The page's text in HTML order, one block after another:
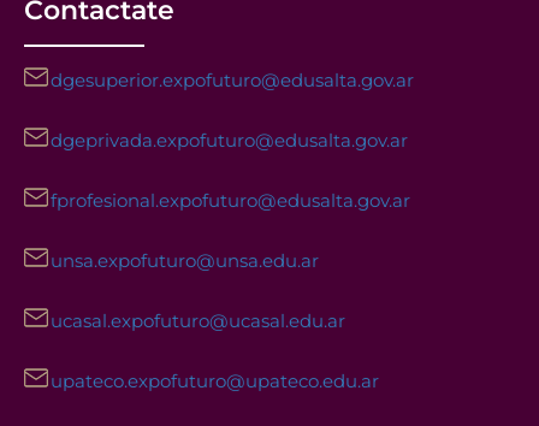
Contactate
dgesuperior.expofuturo@edusalta.gov.ar
dgeprivada.expofuturo@edusalta.gov.ar
fprofesional.expofuturo@edusalta.gov.ar
unsa.expofuturo@unsa.edu.ar
ucasal.expofuturo@ucasal.edu.ar
upateco.expofuturo@upateco.edu.ar